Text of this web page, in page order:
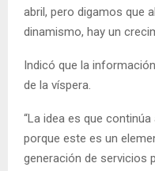
abril, pero digamos que
dinamismo, hay un
Indicó que la
de la víspera.
“La idea es que
porque este es un
generación de servicios